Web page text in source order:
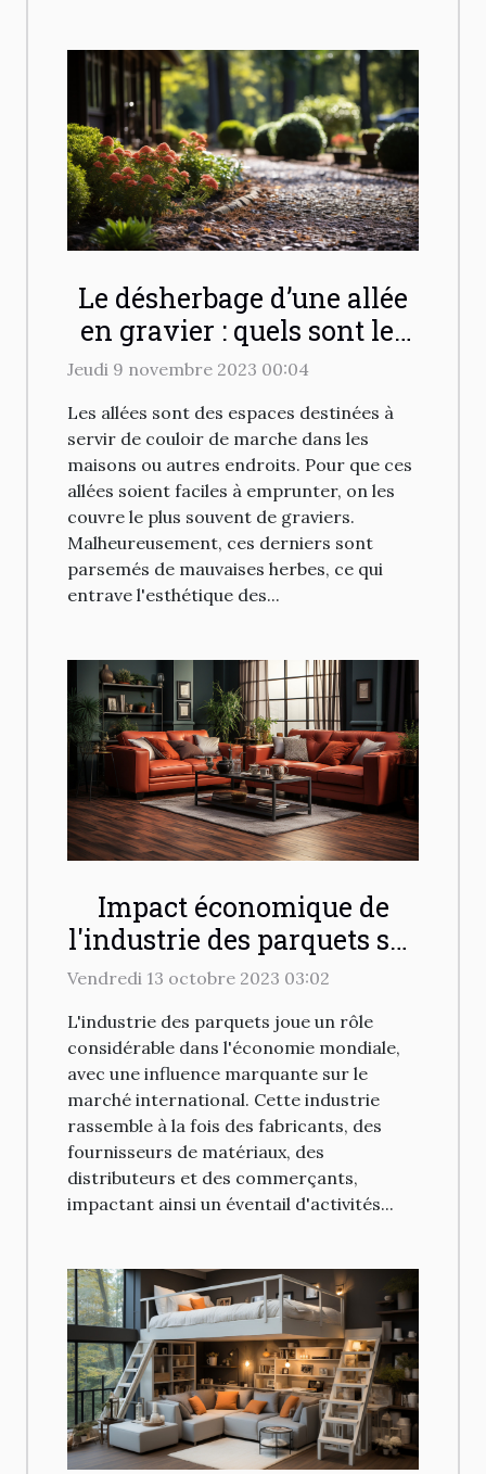
Le désherbage d’une allée
en gravier : quels sont les
différents moyens pour
désherber efficacement ?
Jeudi 9 novembre 2023 00:04
Les allées sont des espaces destinées à
servir de couloir de marche dans les
maisons ou autres endroits. Pour que ces
allées soient faciles à emprunter, on les
couvre le plus souvent de graviers.
Malheureusement, ces derniers sont
parsemés de mauvaises herbes, ce qui
entrave l'esthétique des...
Impact économique de
l'industrie des parquets sur
le marché international
Vendredi 13 octobre 2023 03:02
L'industrie des parquets joue un rôle
considérable dans l'économie mondiale,
avec une influence marquante sur le
marché international. Cette industrie
rassemble à la fois des fabricants, des
fournisseurs de matériaux, des
distributeurs et des commerçants,
impactant ainsi un éventail d'activités...